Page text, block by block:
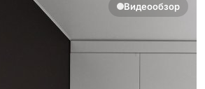
Видеообзор